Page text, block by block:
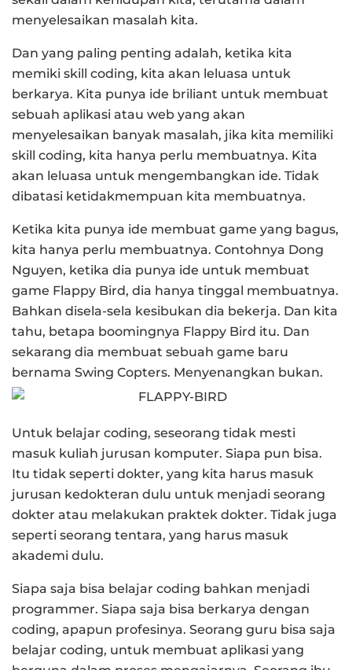
menyelesaikan masalah kita.
Dan yang paling penting adalah, ketika kita
memiki skill coding, kita akan leluasa untuk
berkarya. Kita punya ide briliant untuk membuat
sebuah aplikasi atau web yang akan
menyelesaikan banyak masalah, jika kita memiliki
skill coding, kita hanya perlu membuatnya. Kita
akan leluasa untuk mengembangkan ide. Tidak
dibatasi ketidakmempuan kita membuatnya.
Ketika kita punya ide membuat game yang bagus,
kita hanya perlu membuatnya. Contohnya Dong
Nguyen, ketika dia punya ide untuk membuat
game Flappy Bird, dia hanya tinggal membuatnya.
Bahkan disela-sela kesibukan dia bekerja. Dan kita
tahu, betapa boomingnya Flappy Bird itu. Dan
sekarang dia membuat sebuah game baru
bernama Swing Copters. Menyenangkan bukan.
Untuk belajar coding, seseorang tidak mesti
masuk kuliah jurusan komputer. Siapa pun bisa.
Itu tidak seperti dokter, yang kita harus masuk
jurusan kedokteran dulu untuk menjadi seorang
dokter atau melakukan praktek dokter. Tidak juga
seperti seorang tentara, yang harus masuk
akademi dulu.
Siapa saja bisa belajar coding bahkan menjadi
programmer. Siapa saja bisa berkarya dengan
coding, apapun profesinya. Seorang guru bisa saja
belajar coding, untuk membuat aplikasi yang